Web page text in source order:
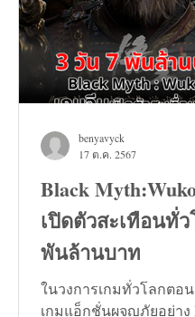
Black
เปิดตัวสะเทือนทั่ว
พันล้านบาท
ในวงการเกมทั่วโลกตอน
เกมแอ็กชั่นผจญภัยอย่าง
benyavyck
17 ต.ค. 2567